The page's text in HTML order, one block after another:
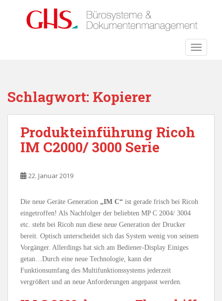
Schlagwort: Kopierer
Produkteinführung Ricoh
IM C2000/ 3000 Serie
22. Januar 2019
Die neue Geräte Generation „IM C“ ist gerade frisch bei Ricoh
eingetroffen! Als Nachfolger der beliebten MP C 2004/ 3004
etc. steht bei Ricoh nun diese neue Generation der Drucker
bereit. Optisch unterscheidet sich das System wenig von seinem
Vorgänger. Allerdings hat sich am Bediener-Display Einiges
getan…Durch eine neue Technologie, kann der
Funktionsumfang des Multifunktionssystems jederzeit
vergrößert und an neue Anforderungen angepasst werden.